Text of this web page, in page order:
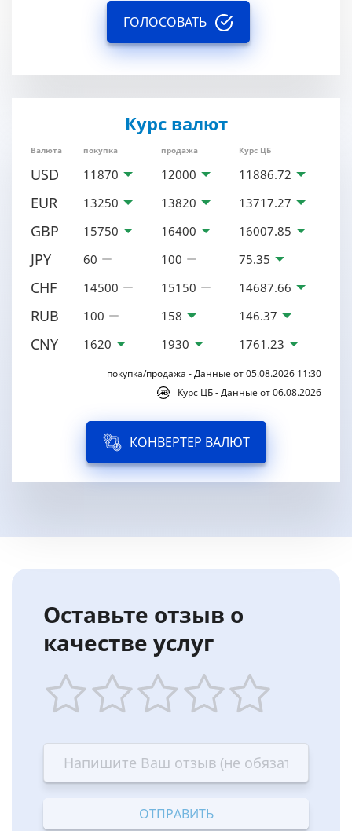
ГОЛОСОВАТЬ
Курс валют
Валюта покупка продажа Курс ЦБ
USD 11870 12000 11886.72
EUR 13250 13820 13717.27
GBP 15750 16400 16007.85
JPY 60 100 75.35
CHF 14500 15150 14687.66
RUB 100 158 146.37
CNY 1620 1930 1761.23
покупка/продажа - Данные от 05.08.2026 11:30
Курс ЦБ - Данные от 06.08.2026
КОНВЕРТЕР ВАЛЮТ
Оставьте отзыв о
качестве услуг
star
Terrible
stars
—
Bad
stars
—
OK
stars
—
Good
stars
—
Excellent